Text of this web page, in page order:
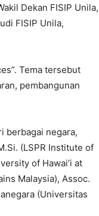
Dekan FISIP Unila,
FISIP Unila,
Tema tersebut
pembangunan
berbagai negara,
(LSPR Institute of
of Hawai’i at
Malaysia), Assoc.
(Universitas